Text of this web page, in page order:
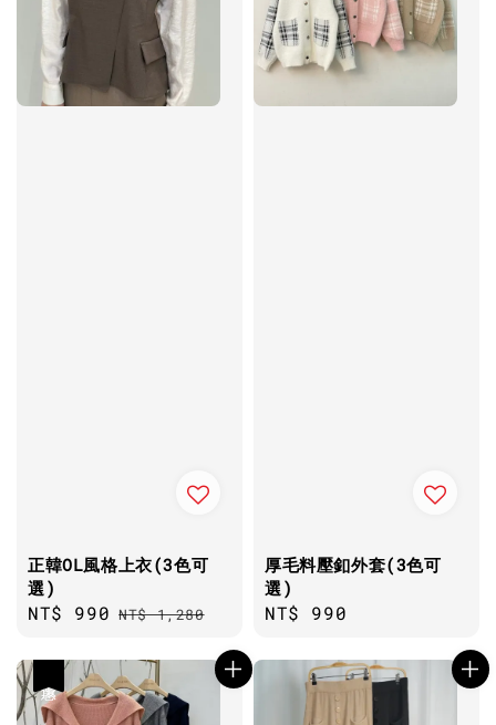
正韓OL風格上衣(3色可
選)
Sale
NT$ 990 Regular
NT$ 1,280
厚毛料壓釦外套(3色可
選)
Regular
NT$ 990